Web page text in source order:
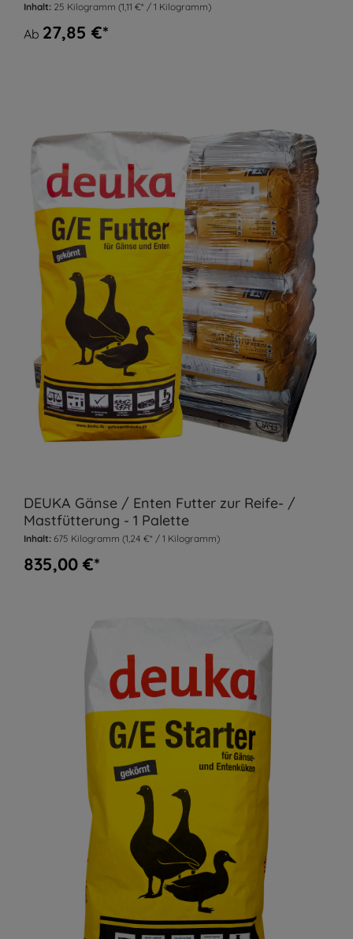
Inhalt: 25 Kilogramm (1,11 €* / 1 Kilogramm)
Ab 27,85 €*
DEUKA Gänse / Enten Futter zur Reife- /
Mastfütterung - 1 Palette
Inhalt: 675 Kilogramm (1,24 €* / 1 Kilogramm)
835,00 €*